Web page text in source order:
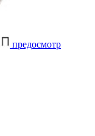
предосмотр